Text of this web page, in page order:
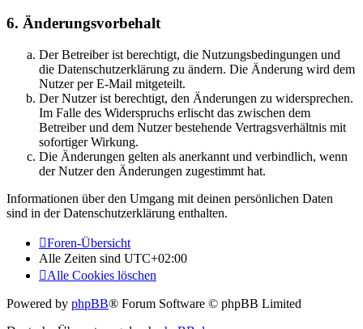
6. Änderungsvorbehalt
Der Betreiber ist berechtigt, die Nutzungsbedingungen und
die Datenschutzerklärung zu ändern. Die Änderung wird dem
Nutzer per E-Mail mitgeteilt.
Der Nutzer ist berechtigt, den Änderungen zu widersprechen.
Im Falle des Widerspruchs erlischt das zwischen dem
Betreiber und dem Nutzer bestehende Vertragsverhältnis mit
sofortiger Wirkung.
Die Änderungen gelten als anerkannt und verbindlich, wenn
der Nutzer den Änderungen zugestimmt hat.
Informationen über den Umgang mit deinen persönlichen Daten
sind in der Datenschutzerklärung enthalten.
Foren-Übersicht
Alle Zeiten sind UTC+02:00
Alle Cookies löschen
Powered by phpBB® Forum Software © phpBB Limited